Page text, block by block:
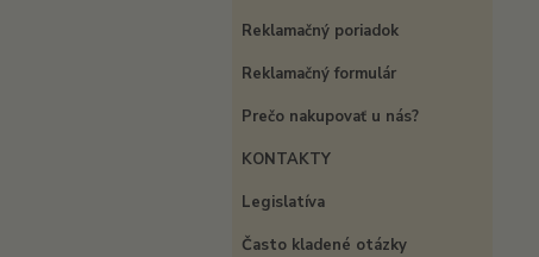
Reklamačný poriadok
Reklamačný formulár
Prečo nakupovať u nás?
KONTAKTY
Legislatíva
Často kladené otázky